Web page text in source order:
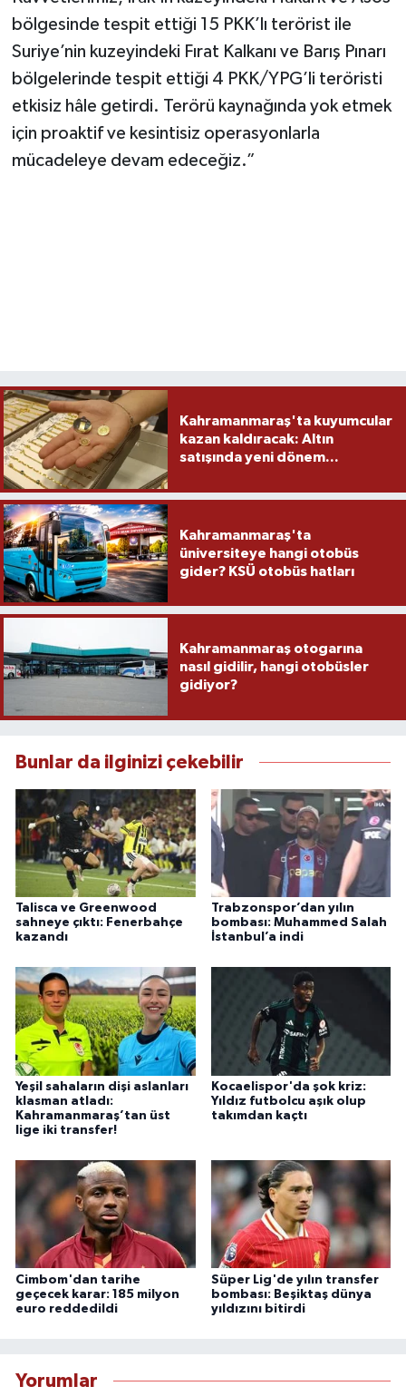
bölgesinde tespit ettiği 15 PKK’lı terörist ile
Suriye’nin kuzeyindeki Fırat Kalkanı ve Barış Pınarı
bölgelerinde tespit ettiği 4 PKK/YPG’li teröristi
etkisiz hâle getirdi. Terörü kaynağında yok etmek
için proaktif ve kesintisiz operasyonlarla
mücadeleye devam edeceğiz.”
Kahramanmaraş'ta kuyumcular
kazan kaldıracak: Altın
satışında yeni dönem...
Kahramanmaraş'ta
üniversiteye hangi otobüs
gider? KSÜ otobüs hatları
Kahramanmaraş otogarına
nasıl gidilir, hangi otobüsler
gidiyor?
Bunlar da ilginizi çekebilir
Talisca ve Greenwood
sahneye çıktı: Fenerbahçe
kazandı
Trabzonspor’dan yılın
bombası: Muhammed Salah
İstanbul’a indi
Yeşil sahaların dişi aslanları
klasman atladı:
Kahramanmaraş’tan üst
lige iki transfer!
Kocaelispor'da şok kriz:
Yıldız futbolcu aşık olup
takımdan kaçtı
Cimbom'dan tarihe
geçecek karar: 185 milyon
euro reddedildi
Süper Lig'de yılın transfer
bombası: Beşiktaş dünya
yıldızını bitirdi
Yorumlar